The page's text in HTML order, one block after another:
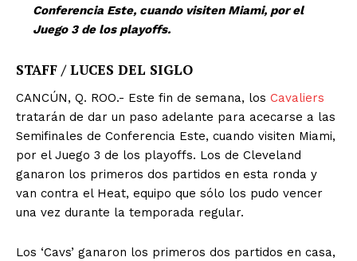
Conferencia Este, cuando visiten Miami, por el
Juego 3 de los playoffs.
STAFF / LUCES DEL SIGLO
CANCÚN, Q. ROO.- Este fin de semana, los Cavaliers
tratarán de dar un paso adelante para acecarse a las
Semifinales de Conferencia Este, cuando visiten Miami,
por el Juego 3 de los playoffs. Los de Cleveland
ganaron los primeros dos partidos en esta ronda y
van contra el Heat, equipo que sólo los pudo vencer
una vez durante la temporada regular.
Los ‘Cavs’ ganaron los primeros dos partidos en casa,